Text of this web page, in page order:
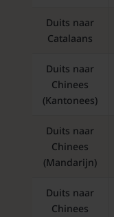
Duits naar
Catalaans
Duits naar
Chinees
(Kantonees)
Duits naar
Chinees
(Mandarijn)
Duits naar
Chinees